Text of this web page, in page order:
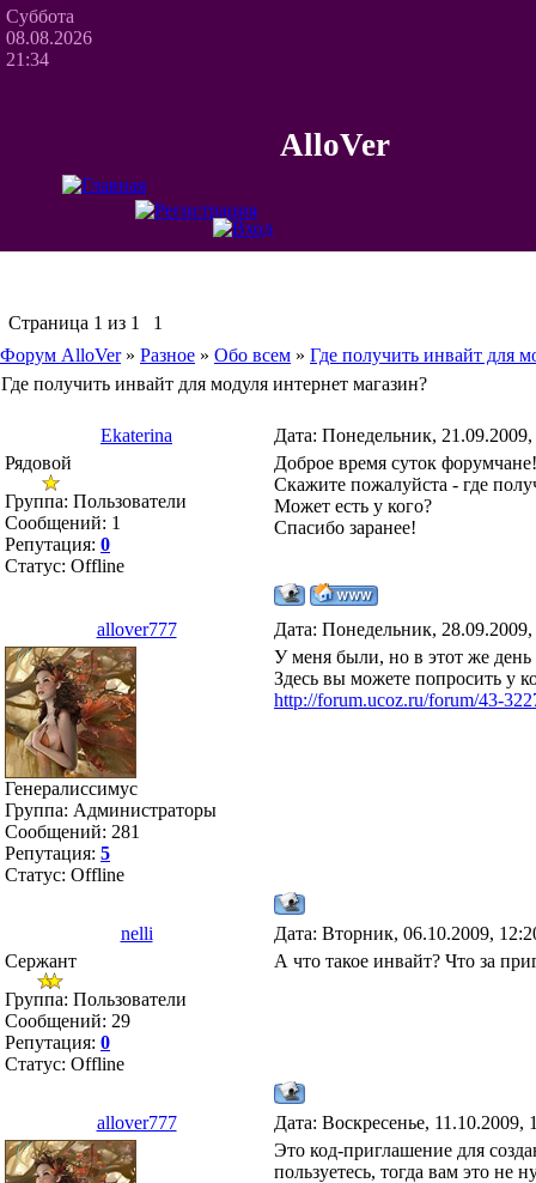
Суббота
08.08.2026
21:34
AlloVer
Страница 1 из 1
1
Форум AlloVer » Разное » Обо всем » Где получить инвайт для
Где получить инвайт для модуля интернет магазин?
Ekaterina
Дата: Понедельник,
Рядовой
Группа: Пользователи
Сообщений: 1
Репутация: 0
Статус: Offline
Доброе время суток форумчане!
Скажите пожалуйста - где
Может есть у кого?
Спасибо заранее!
allover777 Дата: Понедельник,
Генералиссимус
Группа: Администраторы
Сообщений: 281
Репутация: 5
Статус: Offline
У меня были, но в этот же день
Здесь вы можете попросить у
http://forum.ucoz.ru/forum/43-
nelli
Дата: Вторник, 06.10.2009,
Сержант
Группа: Пользователи
Сообщений: 29
Репутация: 0
Статус: Offline
А что такое инвайт? Что за
allover777 Дата: Воскресенье,
Это код-приглашение для
пользуетесь, тогда вам это не